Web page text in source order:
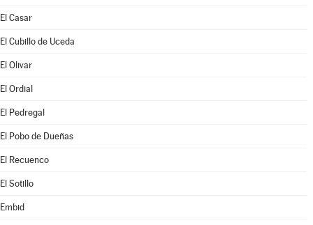
El Casar
El Cubillo de Uceda
El Olivar
El Ordial
El Pedregal
El Pobo de Dueñas
El Recuenco
El Sotillo
Embid